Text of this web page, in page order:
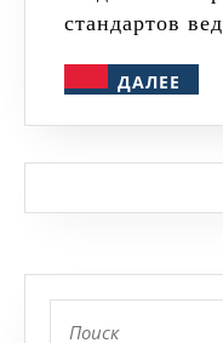
стандартов
ДАЛЕЕ